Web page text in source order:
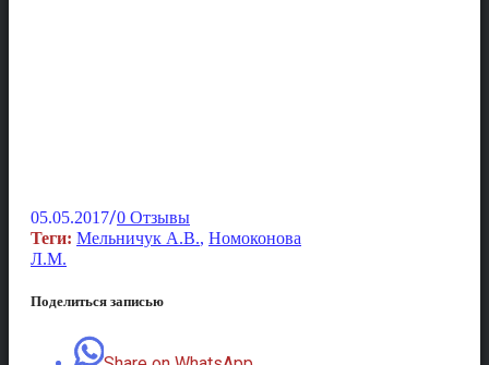
05.05.2017/0 Отзывы
Теги: Мельничук А.В., Номоконова
Л.М.
Поделиться записью